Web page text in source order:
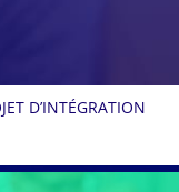
D’INTÉGRATION